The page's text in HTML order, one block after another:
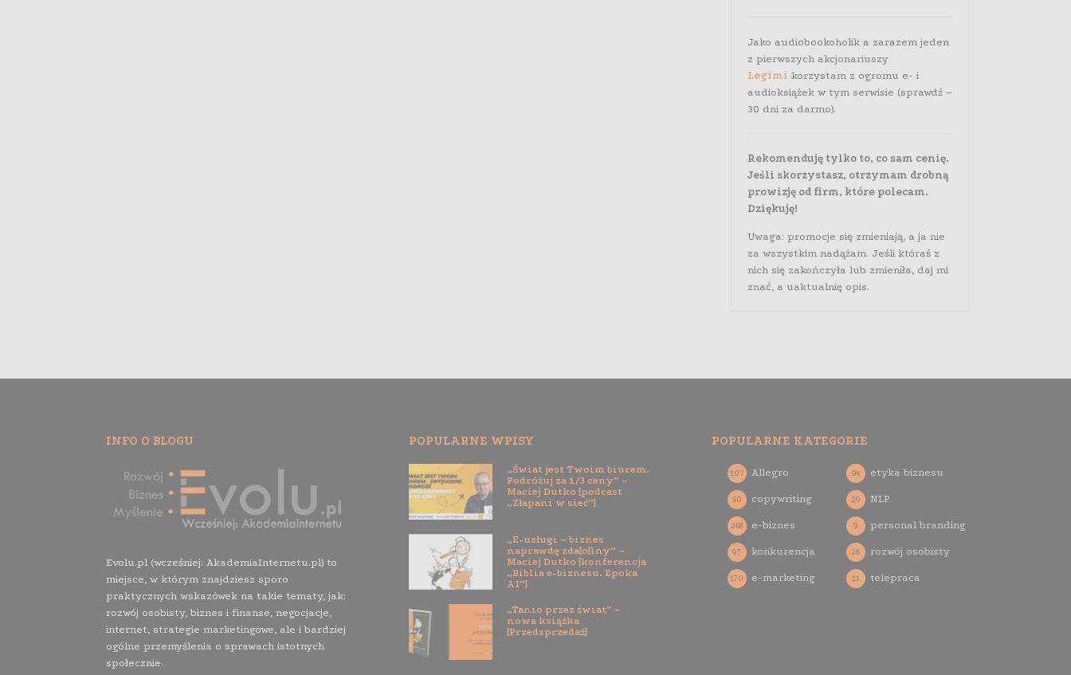
Jako audiobookoholik a zarazem jeden
z pierwszych akcjonariuszy
Legimi korzystam z ogromu e- i
audioksiążek w tym serwisie (sprawdź –
30 dni za darmo).
Rekomenduję tylko to, co sam cenię.
Jeśli skorzystasz, otrzymam drobną
prowizję od firm, które polecam.
Dziękuję!
Uwaga: promocje się zmieniają, a ja nie
za wszystkim nadążam. Jeśli któraś z
nich się zakończyła lub zmieniła, daj mi
znać, a uaktualnię opis.
INFO O BLOGU
Evolu.pl (wcześniej: AkademiaInternetu.pl) to
miejsce, w którym znajdziesz sporo
praktycznych wskazówek na takie tematy, jak:
rozwój osobisty, biznes i finanse, negocjacje,
internet, strategie marketingowe, ale i bardziej
ogólne przemyślenia o sprawach istotnych
społecznie.
POPULARNE WPISY
„Świat jest Twoim biurem.
Podróżuj za 1/3 ceny” –
Maciej Dutko [podcast
„Złapani w sieć”]
„E-usługi – biznes
naprawdę zda[o]lny” –
Maciej Dutko [konferencja
„Biblia e-biznesu. Epoka
AI”]
„Tanio przez świat” –
nowa książka
[Przedsprzedaż]
POPULARNE KATEGORIE
Allegro
107
copywriting
60
e-biznes
268
konkurencja
97
e-marketing
170
etyka biznesu
94
NLP
29
personal branding
9
rozwój osobisty
26
telepraca
11